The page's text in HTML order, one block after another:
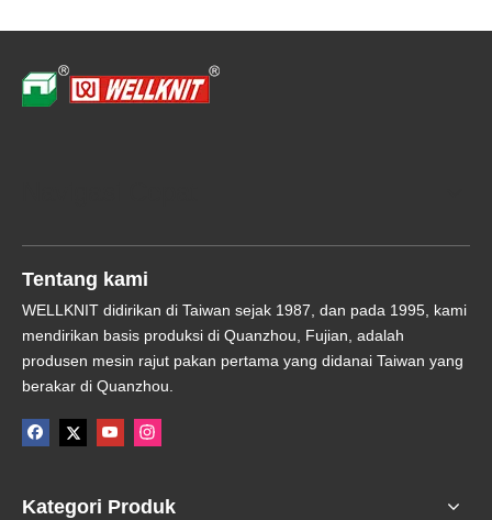
Tentang kami
WELLKNIT didirikan di Taiwan sejak 1987, dan pada 1995, kami
mendirikan basis produksi di Quanzhou, Fujian, adalah
produsen mesin rajut pakan pertama yang didanai Taiwan yang
berakar di Quanzhou.
Kategori Produk